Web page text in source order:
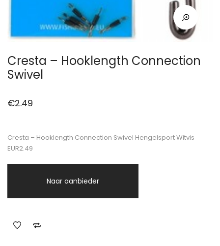
Cresta – Hooklength Connection
Swivel
€2.49
Cresta – Hooklength Connection Swivel Hengelsport Witvis
EUR2.49
Naar aanbieder